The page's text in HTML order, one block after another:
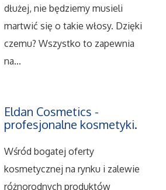
Kosmetyczne
Sprzęt Medyczny
Oprogramowanie
Internetowe
Kontakt
dłużej, nie będziemy musieli
martwić się o takie włosy. Dzięki
czemu? Wszystko to zapewnia
na...
Eldan Cosmetics -
profesjonalne kosmetyki.
Wśród bogatej oferty
kosmetycznej na rynku i zalewie
różnorodnych produktów